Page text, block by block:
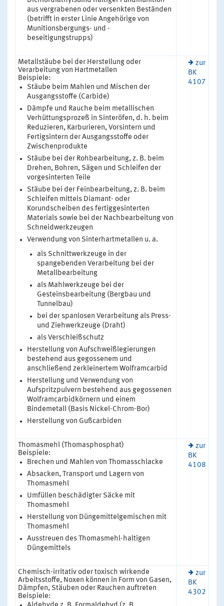
aus vergrabenen oder versenkten Beständen
(betrifft in erster Linie Angehörige von
Munitionsbergungs- und -
beseitigungstrupps)
Metallstäube bei der Herstellung oder
Verarbeitung von Hartmetallen
Beispiele:
Stäube beim Mahlen und Mischen der
Ausgangsstoffe (Carbide)
Dämpfe und Rauche beim metallischen
Verhüttungsprozeß in Sinteröfen, d. h. beim
Reduzieren, Karburieren, Vorsintern und
Fertigsintern der Ausgangsstoffe oder
Zwischenprodukte
Stäube bei der Rohbearbeitung, z. B. beim
Drehen, Bohren, Sägen und Schleifen der
vorgesinterten Teile
Stäube bei der Feinbearbeitung, z. B. beim
Schleifen mittels Diamant- oder
Korundscheiben des fertiggesinterten
Materials sowie bei der Nachbearbeitung von
Schneidwerkzeugen
Verwendung von Sinterhartmetallen u. a.
als Schnittwerkzeuge in der
spangebenden Verarbeitung bei der
Metallbearbeitung
als Mahlwerkzeuge bei der
Gesteinsbearbeitung (Bergbau und
Tunnelbau)
bei der spanlosen Verarbeitung als Press-
und Ziehwerkzeuge (Draht)
als Verschleißschutz
Herstellung von Aufschweißlegierungen
bestehend aus gegossenem und
anschließend zerkleinertem Wolframcarbid
Herstellung und Verwendung von
Aufspritzpulvern bestehend aus gegossenen
Wolframcarbidkörnern und einem
Bindemetall (Basis Nickel-Chrom-Bor)
Herstellung von Gußcarbiden
zur
BK
4107
Thomasmehl (Thomasphosphat)
Beispiele:
Brechen und Mahlen von Thomasschlacke
Absacken, Transport und Lagern von
Thomasmehl
Umfüllen beschädigter Säcke mit
Thomasmehl
Herstellung von Düngemittelgemischen mit
Thomasmehl
Ausstreuen des Thomasmehl-haltigen
Düngemittels
zur
BK
4108
Chemisch-irritativ oder toxisch wirkende
Arbeitsstoffe, Noxen können in Form von Gasen,
Dämpfen, Stäuben oder Rauchen auftreten
Beispiele:
zur
BK
4302